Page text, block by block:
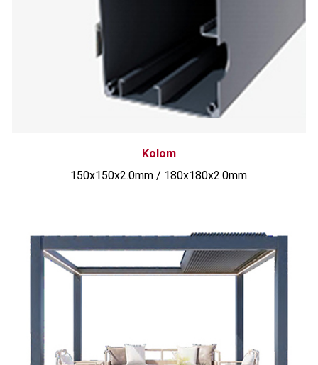
Kolom
150x150x2.0mm / 180x180x2.0mm